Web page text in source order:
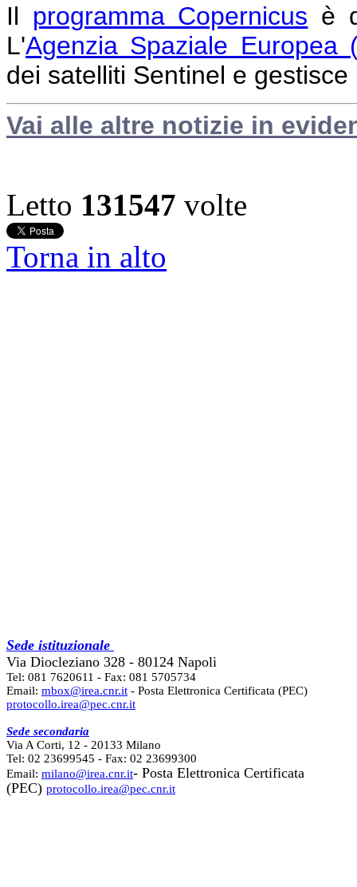
Il programma Copernicus è
L'Agenzia Spaziale Europea
dei satelliti Sentinel e
Vai alle altre notizie in
Letto 131547 volte
Torna in alto
Sede istituzionale
Via Diocleziano 328 - 80124 Napoli
Tel: 081 7620611 - Fax: 081 5705734
Email: mbox@irea.cnr.it - Posta Elettronica Certificata (PEC)
protocollo.irea@pec.cnr.it
Sede secondaria
Via A Corti, 12 - 20133 Milano
Tel: 02 23699545 - Fax: 02 23699300
Email: milano@irea.cnr.it- Posta Elettronica Certificata
(PEC) protocollo.irea@pec.cnr.it